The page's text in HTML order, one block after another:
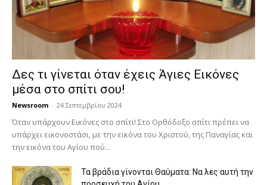
Δες τι γίνεται όταν έχεις Άγιες Εικόνες
μέσα στο σπίτι σου!
Newsroom - 24 Σεπτεμβρίου 2024
Όταν υπάρχουν Εικόνες στο σπίτι! Στο Ορθόδοξο σπίτι πρέπει να
υπάρχει εικονοστάσι, με την εικόνα του Χριστού, της Παν­αγίας και
την εικόνα του Αγίου πού...
Τα βράδια γίνονται Θαύματα: Να λες αυτή την